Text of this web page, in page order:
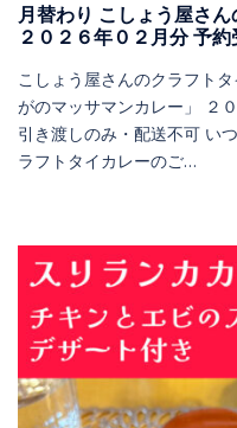
月替わり こしょう屋さ
２０２６年０２月分 予約
こしょう屋さんのクラフト
がのマッサマンカレー」 ２
引き渡しのみ・配送不可 い
ラフトタイカレーのご…